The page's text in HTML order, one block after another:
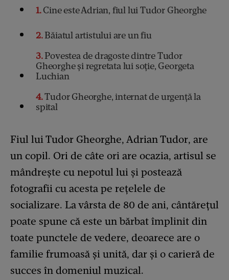
1Cine este Adrian, fiul lui Tudor Gheorghe
2Băiatul artistului are un fiu
3Povestea de dragoste dintre Tudor
Gheorghe și regretata lui soție, Georgeta
Luchian
4Tudor Gheorghe, internat de urgență la
spital
Fiul lui Tudor Gheorghe, Adrian Tudor, are
un copil. Ori de câte ori are ocazia, artisul se
mândrește cu nepotul lui și postează
fotografii cu acesta pe rețelele de
socializare. La vârsta de 80 de ani, cântărețul
poate spune că este un bărbat împlinit din
toate punctele de vedere, deoarece are o
familie frumoasă și unită, dar și o carieră de
succes în domeniul muzical.